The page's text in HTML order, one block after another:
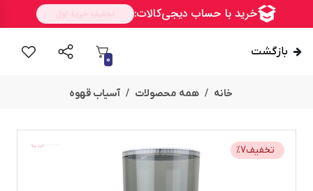
بازگشت
0
خانه همه محصولات آسیاب قهوه
تخفیف %7